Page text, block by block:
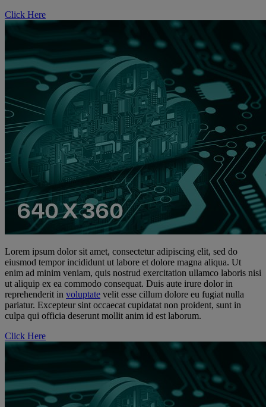
Click Here
Lorem ipsum dolor sit amet, consectetur adipiscing elit, sed do
eiusmod tempor incididunt ut labore et dolore magna aliqua. Ut
enim ad minim veniam, quis nostrud exercitation ullamco laboris nisi
ut aliquip ex ea commodo consequat. Duis aute irure dolor in
reprehenderit in voluptate velit esse cillum dolore eu fugiat nulla
pariatur. Excepteur sint occaecat cupidatat non proident, sunt in
culpa qui officia deserunt mollit anim id est laborum.
Click Here